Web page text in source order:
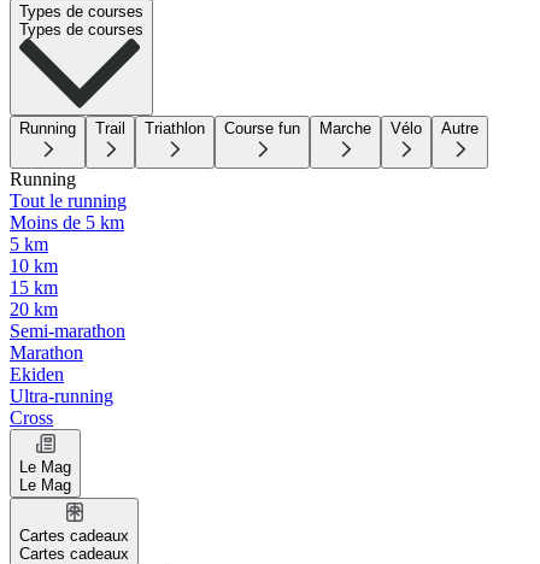
Types de courses
Types de courses
Running Trail Triathlon Course fun Marche Vélo Autre
Running
Tout le running
Moins de 5 km
5 km
10 km
15 km
20 km
Semi-marathon
Marathon
Ekiden
Ultra-running
Cross
Le Mag
Le Mag
Cartes cadeaux
Cartes cadeaux